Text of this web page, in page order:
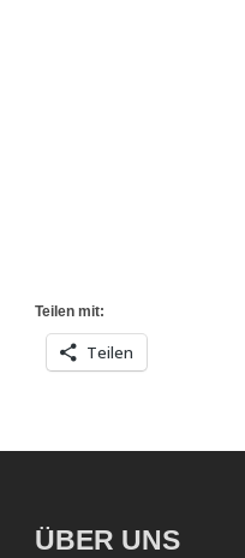
Teilen mit:
Teilen
ÜBER UNS